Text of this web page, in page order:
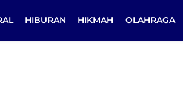
HIBURAN HIKMAH OLAHRAGA